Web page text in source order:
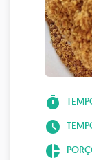
timer
watch_later
pie_chart